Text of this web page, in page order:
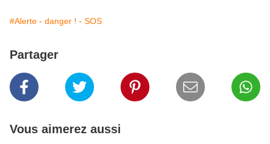
#Alerte - danger ! - SOS
Partager
Vous aimerez aussi